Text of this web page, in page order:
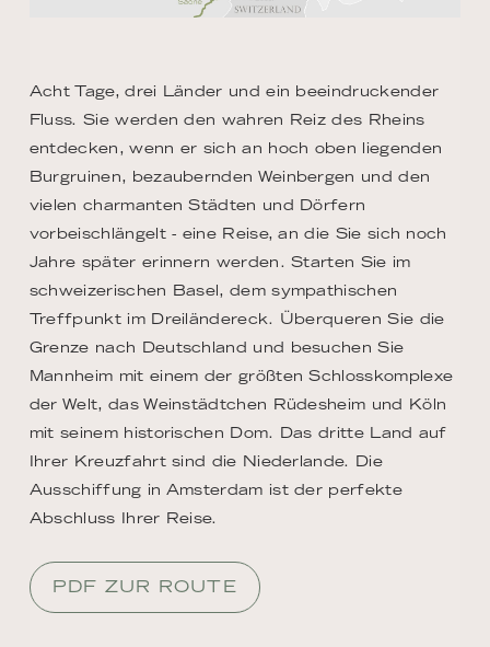
Acht Tage, drei Länder und ein beeindruckender
Fluss. Sie werden den wahren Reiz des Rheins
entdecken, wenn er sich an hoch oben liegenden
Burgruinen, bezaubernden Weinbergen und den
vielen charmanten Städten und Dörfern
vorbeischlängelt - eine Reise, an die Sie sich noch
Jahre später erinnern werden. Starten Sie im
schweizerischen Basel, dem sympathischen
Treffpunkt im Dreiländereck. Überqueren Sie die
Grenze nach Deutschland und besuchen Sie
Mannheim mit einem der größten Schlosskomplexe
der Welt, das Weinstädtchen Rüdesheim und Köln
mit seinem historischen Dom. Das dritte Land auf
Ihrer Kreuzfahrt sind die Niederlande. Die
Ausschiffung in Amsterdam ist der perfekte
Abschluss Ihrer Reise.
PDF ZUR ROUTE